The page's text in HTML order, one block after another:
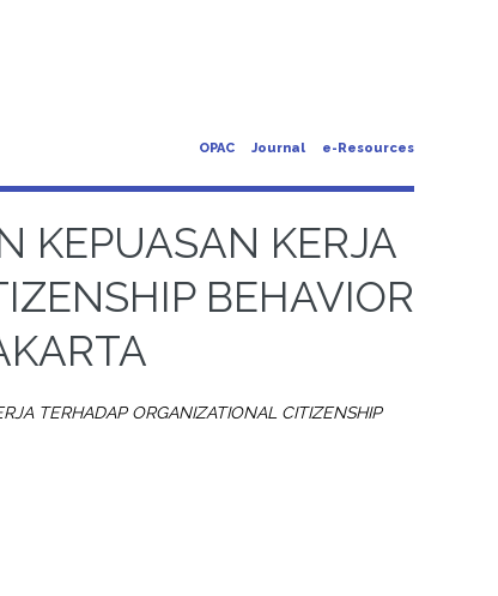
OPAC Journal e-Resources
KEPUASAN KERJA
BEHAVIOR
TERHADAP ORGANIZATIONAL CITIZENSHIP